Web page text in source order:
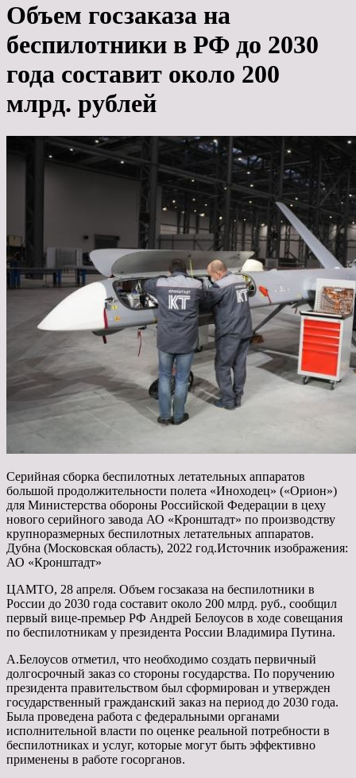
Объем госзаказа на
беспилотники в РФ до 2030
года составит около 200
млрд. рублей
Серийная сборка беспилотных летательных аппаратов
большой продолжительности полета «Иноходец» («Орион»)
для Министерства обороны Российской Федерации в цеху
нового серийного завода АО «Кронштадт» по производству
крупноразмерных беспилотных летательных аппаратов.
Дубна (Московская область), 2022 год.Источник изображения:
АО «Кронштадт»
ЦАМТО, 28 апреля. Объем госзаказа на беспилотники в
России до 2030 года составит около 200 млрд. руб., сообщил
первый вице-премьер РФ Андрей Белоусов в ходе совещания
по беспилотникам у президента России Владимира Путина.
А.Белоусов отметил, что необходимо создать первичный
долгосрочный заказ со стороны государства. По поручению
президента правительством был сформирован и утвержден
государственный гражданский заказ на период до 2030 года.
Была проведена работа с федеральными органами
исполнительной власти по оценке реальной потребности в
беспилотниках и услуг, которые могут быть эффективно
применены в работе госорганов.